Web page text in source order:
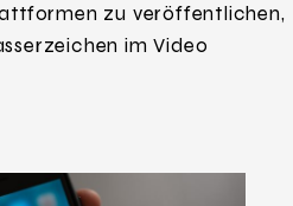
zu veröffentlichen,
im Video